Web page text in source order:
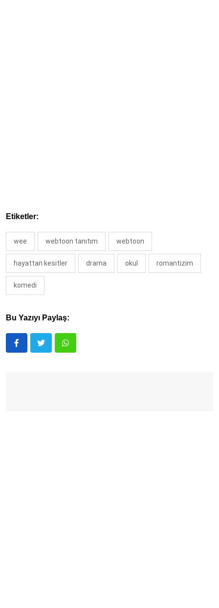
Etiketler:
wee webtoon tanıtım webtoon
hayattan kesitler drama okul romantizim
komedi
Bu Yazıyı Paylaş: